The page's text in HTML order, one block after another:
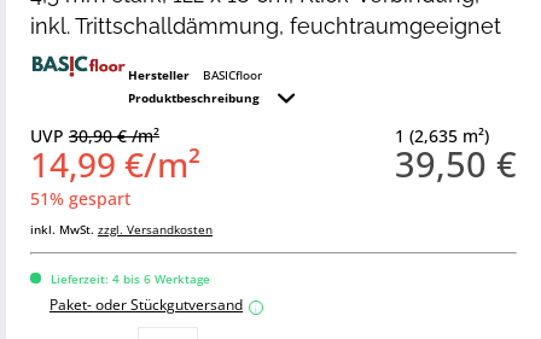
inkl. Trittschalldämmung, feuchtraumgeeignet
Hersteller
BASICfloor
Produktbeschreibung
1 (2,635 m²)
39,50 €
UVP 30,90 € /m²
14,99 €/m²
51% gespart
inkl. MwSt. zzgl. Versandkosten
Lieferzeit: 4 bis 6 Werktage
Paket- oder Stückgutversand i